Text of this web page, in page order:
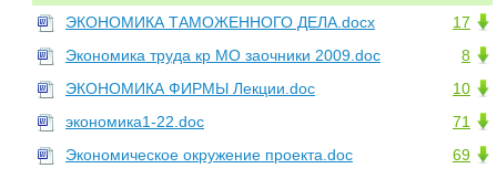
17
ЭКОНОМИКА ТАМОЖЕННОГО ДЕЛА.docx
8
Экономика труда кр МО заочники 2009.doc
10
ЭКОНОМИКА ФИРМЫ Лекции.doc
71
экономика1-22.doc
69
Экономическое окружение проекта.doc